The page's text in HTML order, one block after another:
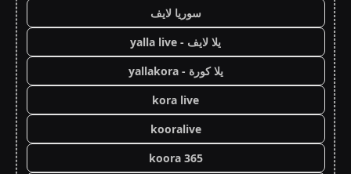
سوريا لايف
يلا لايف - yalla live
يلا كورة - yallakora
kora live
kooralive
koora 365